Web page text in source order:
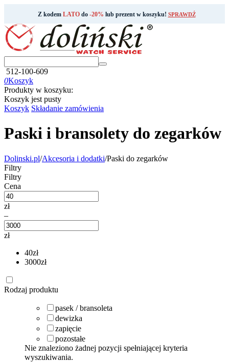
Z kodem LATOdo -20% lub prezent w koszyku! SPRAWDŹ
512-100-609
0Koszyk
Produkty w koszyku:
Koszyk jest pusty
Koszyk Składanie zamówienia
Paski i bransolety do zegarków
Dolinski.pl/Akcesoria i dodatki/Paski do zegarków
Filtry
Filtry
Cena
zł
–
zł
40zł
3000zł
Rodzaj produktu
pasek / bransoleta
dewizka
zapięcie
pozostałe
Nie znaleziono żadnej pozycji spełniającej kryteria
wyszukiwania.